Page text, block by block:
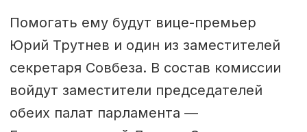
Помогать ему будут вице-премьер
Юрий Трутнев и один из заместителей
секретаря Совбеза. В состав комиссии
войдут заместители председателей
обеих палат парламента —